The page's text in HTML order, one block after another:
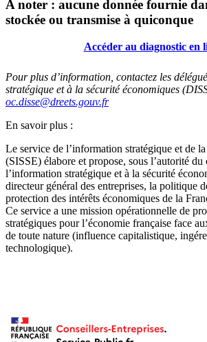
A noter : aucune donnée fournie
stockée ou transmise à quiconque
Accéder au diagnostic en
Pour plus d’information, contactez les
stratégique et à la sécurité économiques
oc.disse@dreets.gouv.fr
En savoir plus :
Le service de l’information stratégique et de
(SISSE) élabore et propose, sous l’autorité du
l’information stratégique et à la sécurité
directeur général des entreprises, la politique
protection des intérêts économiques de la
Ce service a une mission opérationnelle de
stratégiques pour l’économie française face
de toute nature (influence capitalistique,
technologique).